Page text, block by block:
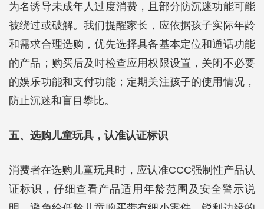
为名诱导未成年人过度消费，且部分防沉迷功能可能
被绕过或破解。我们提醒家长，应依据孩子实际年龄
和需求合理选购，优先选择具备基本定位和通话功能
的产品；购买后及时检查应用权限设置，关闭不必要
的娱乐功能和支付功能；定期关注孩子的使用情况，
防止沉迷和盲目攀比。
五、选购儿童玩具，认准认证标识
消费者在选购儿童玩具时，应认准CCC强制性产品认
证标识，仔细查看产品适用年龄范围及安全警示说